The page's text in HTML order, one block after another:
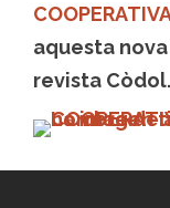
aquesta
revista Còdol.